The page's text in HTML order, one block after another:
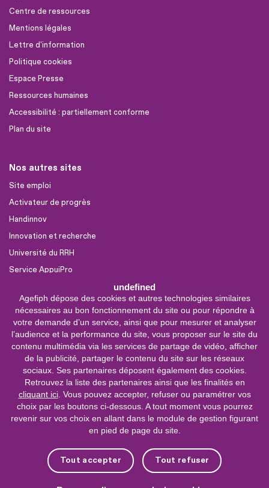
undefined
Agefiph dépose des cookies et autres technologies similaires
nécessaires au bon fonctionnement du site ou pour répondre à
votre demande d’un service, ainsi que pour mesurer et analyser
l’audience et la performance du site, vous proposer sur le site du
contenu multimédia via les services de partage de vidéo, afficher
de la publicité, partager le contenu du site sur les réseaux
sociaux. Ses partenaires déposent également des cookies.
Retrouvez la liste des partenaires ainsi que les finalités en
cliquant ici. Vous pouvez accepter, refuser ou paramétrer vos
choix par les boutons ci-dessous. A tout moment vous pourrez
revenir sur vos choix en allant dans le module de gestion figurant
en pied de page du site.
Tout accepter Tout refuser
Centre de ressources
Mentions légales
Lettre d'information
Politique cookies
Espace Presse
Ressources humaines
Accessibilité : partiellement conforme
Plan du site
Nos autres sites
Site emploi
Activateur de progrès
Handinnov
Innovation et recherche
Université du RRH
Service AppuiPro
Nous suivre
Youtube
Linkedin
Facebook
0 800 11 10 09
Service &
appel gratuits
Nous contacter
Plateforme de mise en contact LSF